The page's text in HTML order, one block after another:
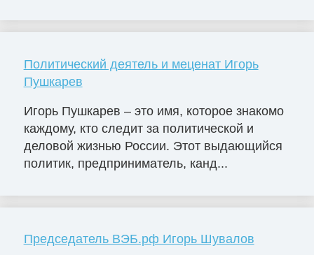
Политический деятель и меценат Игорь
Пушкарев
Игорь Пушкарев – это имя, которое знакомо
каждому, кто следит за политической и
деловой жизнью России. Этот выдающийся
политик, предприниматель, канд...
Председатель ВЭБ.рф Игорь Шувалов